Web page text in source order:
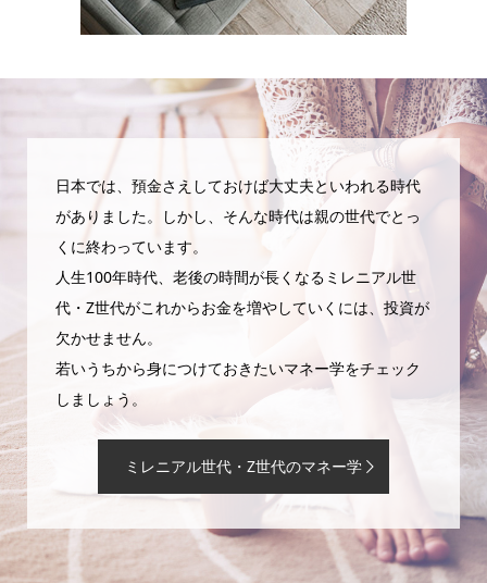
日本では、預金さえしておけば大丈夫といわれる時代
がありました。しかし、そんな時代は親の世代でとっ
くに終わっています。
人生100年時代、老後の時間が長くなるミレニアル世
代・Z世代がこれからお金を増やしていくには、投資が
欠かせません。
若いうちから身につけておきたいマネー学をチェック
しましょう。
ミレニアル世代・Z世代のマネー学